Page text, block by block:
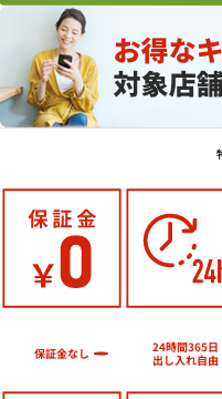
保証金なし 24時間365日
出し入れ自由